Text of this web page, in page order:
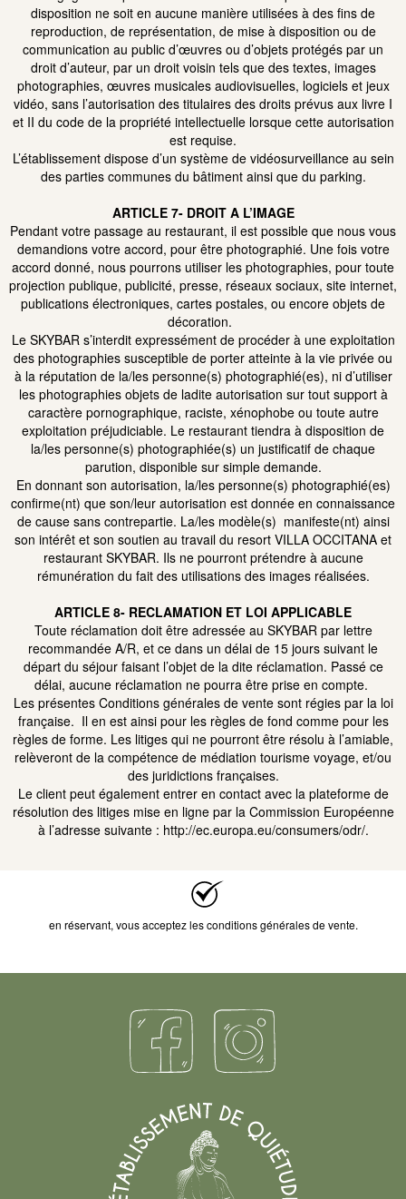
disposition ne soit en aucune manière utilisées à des fins de
reproduction, de représentation, de mise à disposition ou de
communication au public d’œuvres ou d’objets protégés par un
droit d’auteur, par un droit voisin tels que des textes, images
photographies, œuvres musicales audiovisuelles, logiciels et jeux
vidéo, sans l’autorisation des titulaires des droits prévus aux livre I
et II du code de la propriété intellectuelle lorsque cette autorisation
est requise.
L’établissement dispose d’un système de vidéosurveillance au sein
des parties communes du bâtiment ainsi que du parking.
ARTICLE 7- DROIT A L’IMAGE
Pendant votre passage au restaurant, il est possible que nous vous
demandions votre accord, pour être photographié. Une fois votre
accord donné, nous pourrons utiliser les photographies, pour toute
projection publique, publicité, presse, réseaux sociaux, site internet,
publications électroniques, cartes postales, ou encore objets de
décoration.
Le SKYBAR s’interdit expressément de procéder à une exploitation
des photographies susceptible de porter atteinte à la vie privée ou
à la réputation de la/les personne(s) photographié(es), ni d’utiliser
les photographies objets de ladite autorisation sur tout support à
caractère pornographique, raciste, xénophobe ou toute autre
exploitation préjudiciable. Le restaurant tiendra à disposition de
la/les personne(s) photographiée(s) un justificatif de chaque
parution, disponible sur simple demande.
En donnant son autorisation, la/les personne(s) photographié(es)
confirme(nt) que son/leur autorisation est donnée en connaissance
de cause sans contrepartie. La/les modèle(s) manifeste(nt) ainsi
son intérêt et son soutien au travail du resort VILLA OCCITANA et
restaurant SKYBAR. Ils ne pourront prétendre à aucune
rémunération du fait des utilisations des images réalisées.
ARTICLE 8- RECLAMATION ET LOI APPLICABLE
Toute réclamation doit être adressée au SKYBAR par lettre
recommandée A/R, et ce dans un délai de 15 jours suivant le
départ du séjour faisant l’objet de la dite réclamation. Passé ce
délai, aucune réclamation ne pourra être prise en compte.
Les présentes Conditions générales de vente sont régies par la loi
française. Il en est ainsi pour les règles de fond comme pour les
règles de forme. Les litiges qui ne pourront être résolu à l’amiable,
relèveront de la compétence de médiation tourisme voyage, et/ou
des juridictions françaises.
Le client peut également entrer en contact avec la plateforme de
résolution des litiges mise en ligne par la Commission Européenne
à l’adresse suivante : http://ec.europa.eu/consumers/odr/.
en réservant, vous acceptez les conditions générales de vente.